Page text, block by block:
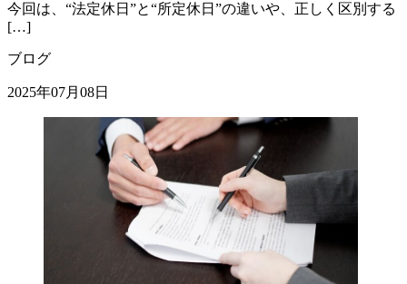
今回は、“法定休日”と“所定休日”の違いや、正しく区別する
[…]
ブログ
2025年07月08日